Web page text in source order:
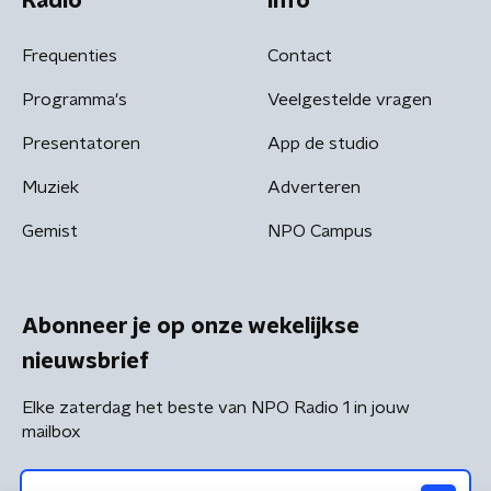
Frequenties
Programma's
Presentatoren
Muziek
Gemist
Contact
Veelgestelde vragen
App de studio
Adverteren
NPO Campus
Abonneer je op onze wekelijkse
nieuwsbrief
Elke zaterdag het beste van NPO Radio 1 in jouw
mailbox